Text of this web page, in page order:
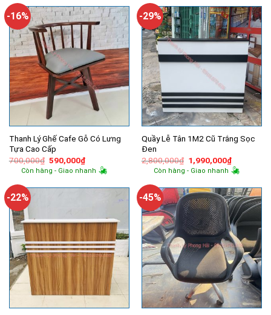
4,780,000₫.
-16%
Thanh Lý Ghế Cafe Gỗ Có Lưng
Tựa Cao Cấp
700,000₫ Giá
gốc
là:
590,000₫Giá
hiện
tại
590,000₫.
Còn hàng - Giao nhanh
-29%
Quầy Lễ Tân 1M2 Cũ Trắng Sọc
Đen
2,800,000₫ Giá
gốc
là:
1,990,000₫Giá
hiện
tại
Còn hàng - Giao nhanh
-22% -45%